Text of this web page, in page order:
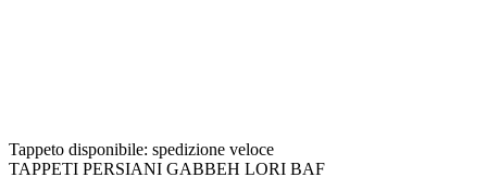
Tappeto disponibile: spedizione veloce
TAPPETI PERSIANI GABBEH LORI BAF